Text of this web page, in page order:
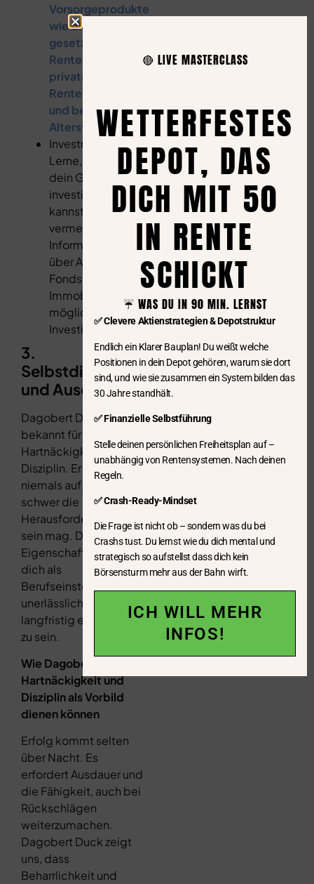
Vorsorgeprodukte
wie die
gesetzliche
Rentenversicherung,
private
Rentenversicherungen
und betriebliche
Altersvorsorge.
Investmentstrategien:
Lerne, wie du
dein Geld
investieren
kannst, um es zu
vermehren.
Informiere dich
über Aktien,
Fonds, ETFs und
Immobilien als
mögliche
Investitionsmöglichkeiten.
3.
Selbstdisziplin
und Ausdauer
Dagobert Duck ist
bekannt für seine
Hartnäckigkeit und
Disziplin. Er gibt
niemals auf, egal wie
schwer die
Herausforderung auch
sein mag. Diese
Eigenschaften sind für
dich als
Berufseinsteiger
unerlässlich, um
langfristig erfolgreich
zu sein.
Wie Dagobert Ducks
Hartnäckigkeit und
Disziplin als Vorbild
dienen können
Erfolg kommt selten
über Nacht. Es
erfordert Ausdauer und
die Fähigkeit, auch bei
Rückschlägen
weiterzumachen.
Dagobert Duck zeigt
uns, dass
Beharrlichkeit und
🔴 LIVE MASTERCLASS
WETTERFESTES
DEPOT, DAS
DICH MIT 50
IN RENTE
SCHICKT
☔️ WAS DU IN 90 MIN. LERNST
✅ Clevere Aktienstrategien & Depotstruktur
Endlich ein Klarer Bauplan! Du weißt welche
Positionen in dein Depot gehören, warum sie dort
sind, und wie sie zusammen ein System bilden das
30 Jahre standhält.
✅ Finanzielle Selbstführung
Stelle deinen persönlichen Freiheitsplan auf –
unabhängig von Rentensystemen. Nach deinen
Regeln.
✅ Crash-Ready-Mindset
Die Frage ist nicht ob – sondern was du bei
Crashs tust. Du lernst wie du dich mental und
strategisch so aufstellst dass dich kein
Börsensturm mehr aus der Bahn wirft.
ICH WILL MEHR
INFOS!